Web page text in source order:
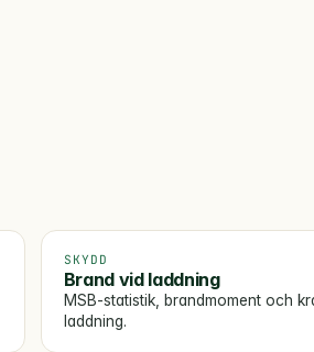
SKYDD
Brand vid laddning
MSB-statistik, brandmoment och
laddning.